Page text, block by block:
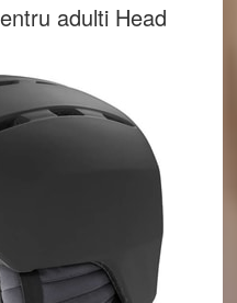
adulti Head